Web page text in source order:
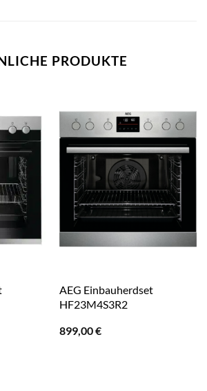
PRODUKTE
AEG Einbauherdset
HF23M4S3R2
899,00€